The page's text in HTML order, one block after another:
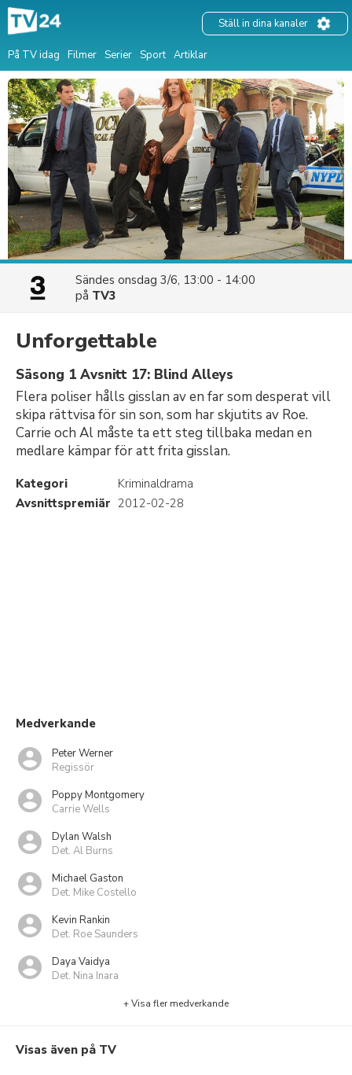
På TV idag Filmer Serier Sport Artiklar
Ställ in dina kanaler
Sändes onsdag 3/6, 13:00 - 14:00
på TV3
Unforgettable
Säsong 1 Avsnitt 17: Blind Alleys
Flera poliser hålls gisslan av en far som desperat vill
skipa rättvisa för sin son, som har skjutits av Roe.
Carrie och Al måste ta ett steg tillbaka medan en
medlare kämpar för att frita gisslan.
Kategori
Kriminaldrama
Avsnittspremiär 2012-02-28
Medverkande
Peter Werner
Regissör
Poppy Montgomery
Carrie Wells
Dylan Walsh
Det. Al Burns
Michael Gaston
Det. Mike Costello
Kevin Rankin
Det. Roe Saunders
Daya Vaidya
Det. Nina Inara
+ Visa fler medverkande
Visas även på TV